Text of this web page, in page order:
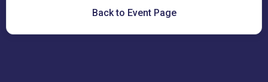
Back to Event Page